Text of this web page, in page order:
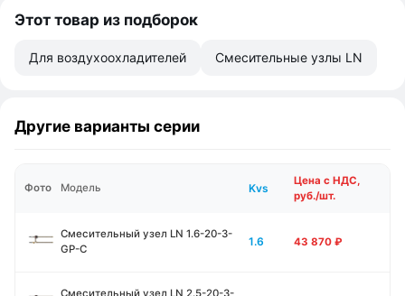
Этот товар из подборок
Для воздухоохладителей Смесительные узлы LN
Другие варианты серии
Фото Модель Kvs
Цена с НДС,
руб./шт.
Смесительный узел LN 1.6-20-3-
GP-C
1.6 43 870 ₽
Смесительный узел LN 2.5-20-3-